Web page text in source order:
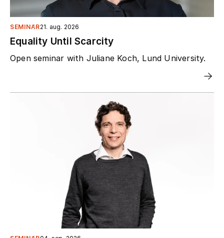
SEMINAR21. aug. 2026
Equality Until Scarcity
Open seminar with Juliane Koch, Lund University.